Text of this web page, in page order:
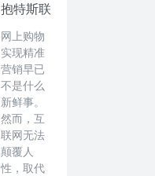
抱特斯联
网上购物
实现精准
营销早已
不是什么
新鲜事。
然而，互
联网无法
颠覆人
性，取代